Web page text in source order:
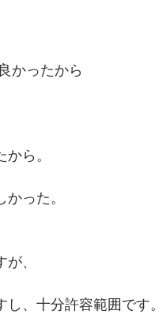
かったから
ら。
った。
、
、十分許容範囲です。